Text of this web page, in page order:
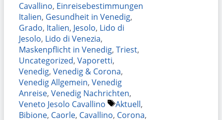
Cavallino, Einreisebestimmungen
Italien, Gesundheit in Venedig,
Grado, Italien, Jesolo, Lido di
Jesolo, Lido di Venezia,
Maskenpflicht in Venedig, Triest,
Uncategorized, Vaporetti,
Venedig, Venedig & Corona,
Venedig Allgemein, Venedig
Anreise, Venedig Nachrichten,
Veneto Jesolo Cavallino
Schlagwörter
Aktuell,
Bibione, Caorle, Cavallino, Corona,